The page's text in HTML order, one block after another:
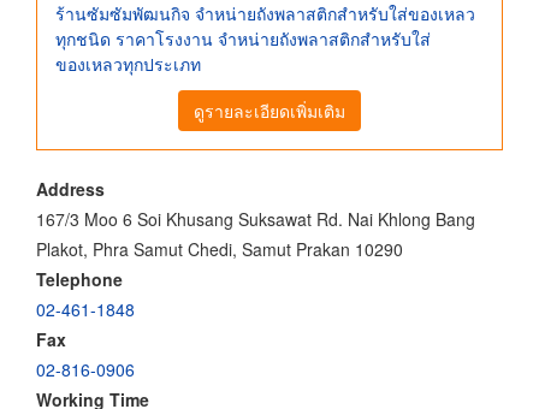
ร้านซัมซัมพัฒนกิจ จำหน่ายถังพลาสติกสำหรับใส่ของเหลว
ทุกชนิด ราคาโรงงาน จำหน่ายถังพลาสติกสำหรับใส่
ของเหลวทุกประเภท
ดูรายละเอียดเพิ่มเติม
Address
167/3 Moo 6 Soi Khusang Suksawat Rd. Nai Khlong Bang
Plakot, Phra Samut Chedi, Samut Prakan 10290
Telephone
02-461-1848
Fax
02-816-0906
Working Time